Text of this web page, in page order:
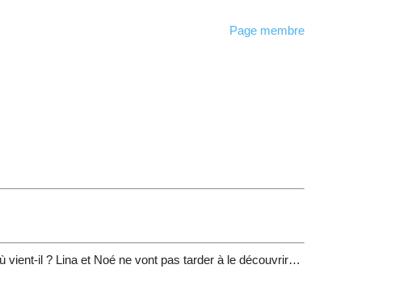
Page membre
vient-il ? Lina et Noé ne vont pas tarder à le découvrir…